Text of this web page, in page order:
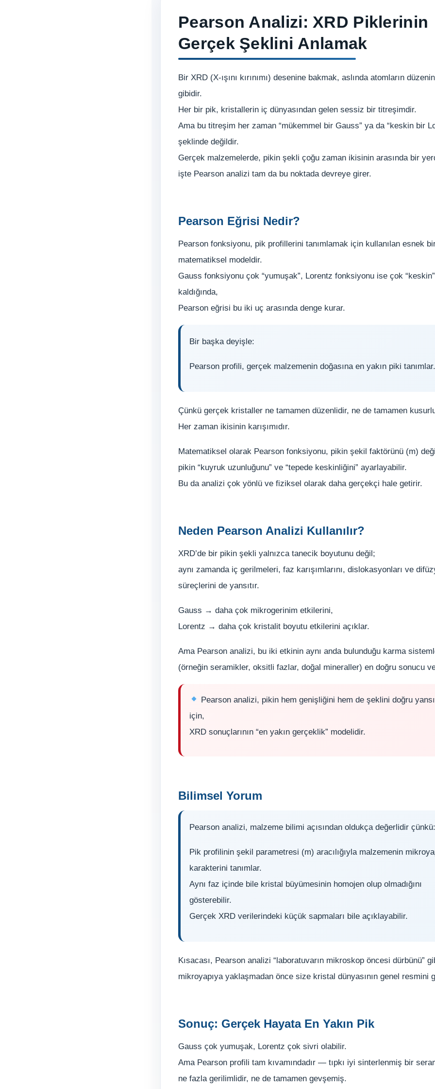
Pearson Analizi: XRD Piklerinin
Gerçek Şeklini Anlamak
Bir XRD (X-ışını kırınımı) desenine bakmak, aslında atomların
gibidir.
Her bir pik, kristallerin iç dünyasından gelen sessiz bir titreşimdir.
Ama bu titreşim her zaman “mükemmel bir Gauss” ya da “keskin bir
şeklinde değildir.
Gerçek malzemelerde, pikin şekli çoğu zaman ikisinin arasında bir
işte Pearson analizi tam da bu noktada devreye girer.
Pearson Eğrisi Nedir?
Pearson fonksiyonu, pik profillerini tanımlamak için kullanılan esnek
matematiksel modeldir.
Gauss fonksiyonu çok “yumuşak”, Lorentz fonksiyonu ise çok “keskin”
kaldığında,
Pearson eğrisi bu iki uç arasında denge kurar.
Bir başka deyişle:
Pearson profili, gerçek malzemenin doğasına en yakın piki tanımlar.
Çünkü gerçek kristaller ne tamamen düzenlidir, ne de tamamen
Her zaman ikisinin karışımıdır.
Matematiksel olarak Pearson fonksiyonu, pikin şekil faktörünü (m)
pikin “kuyruk uzunluğunu” ve “tepede keskinliğini” ayarlayabilir.
Bu da analizi çok yönlü ve fiziksel olarak daha gerçekçi hale getirir.
Neden Pearson Analizi Kullanılır?
XRD’de bir pikin şekli yalnızca tanecik boyutunu değil;
aynı zamanda iç gerilmeleri, faz karışımlarını, dislokasyonları ve
süreçlerini de yansıtır.
Gauss → daha çok mikrogerinim etkilerini,
Lorentz → daha çok kristalit boyutu etkilerini açıklar.
Ama Pearson analizi, bu iki etkinin aynı anda bulunduğu karma
(örneğin seramikler, oksitli fazlar, doğal mineraller) en doğru sonucu
Pearson analizi, pikin hem genişliğini hem de şeklini doğru
için,
XRD sonuçlarının “en yakın gerçeklik” modelidir.
Bilimsel Yorum
Pearson analizi, malzeme bilimi açısından oldukça değerlidir çünkü:
Pik profilinin şekil parametresi (m) aracılığıyla malzemenin
karakterini tanımlar.
Aynı faz içinde bile kristal büyümesinin homojen olup olmadığını
gösterebilir.
Gerçek XRD verilerindeki küçük sapmaları bile açıklayabilir.
Kısacası, Pearson analizi “laboratuvarın mikroskop öncesi dürbünü”
mikroyapıya yaklaşmadan önce size kristal dünyasının genel resmini
Sonuç: Gerçek Hayata En Yakın Pik
Gauss çok yumuşak, Lorentz çok sivri olabilir.
Ama Pearson profili tam kıvamındadır — tıpkı iyi sinterlenmiş bir
ne fazla gerilimlidir, ne de tamamen gevşemiş.